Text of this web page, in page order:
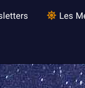
Les